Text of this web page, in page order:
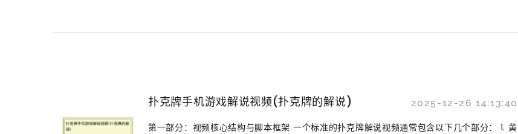
扑克牌手机游戏解说视频(扑克牌的解说) 2025-12-26 14:13:40
第一部分：视频核心结构与脚本框架 一个标准的扑克牌解说视频通常包含以下几个部分： 1. 黄